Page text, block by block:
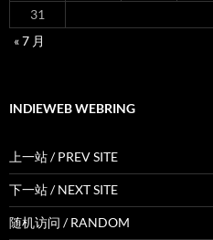
31
« 7 月
INDIEWEB WEBRING
上一站 / PREV SITE
下一站 / NEXT SITE
随机访问 / RANDOM